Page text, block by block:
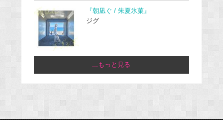
『朝凪ぐ / 朱夏氷菓』
ジグ
...もっと見る